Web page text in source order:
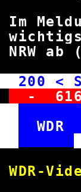
Im
NRW
200 <
- 616
WDR-